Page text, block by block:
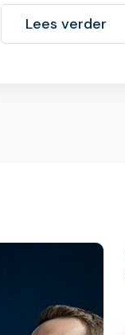
Lees verder